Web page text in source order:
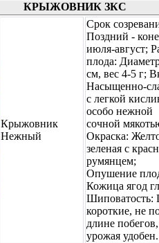
КРЫЖОВНИК ЗКС
Крыжовник
Нежный
Срок
Поздний -
июля-август;
плода:
см, вес 4-5 г;
Насыщенно-
с легкой
особо нежной
сочной
Окраска:
зеленая с
румянцем;
Опушение
Кожица ягод
короткие, не
длине
урожая удобен.